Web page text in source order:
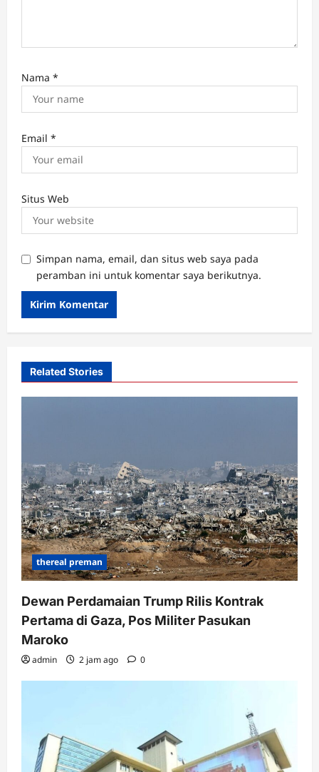
Nama *
Email *
Situs Web
Simpan nama, email, dan situs web saya pada
peramban ini untuk komentar saya berikutnya.
Related Stories
thereal preman
Dewan Perdamaian Trump Rilis Kontrak
Pertama di Gaza, Pos Militer Pasukan
Maroko
admin 2 jam ago 0